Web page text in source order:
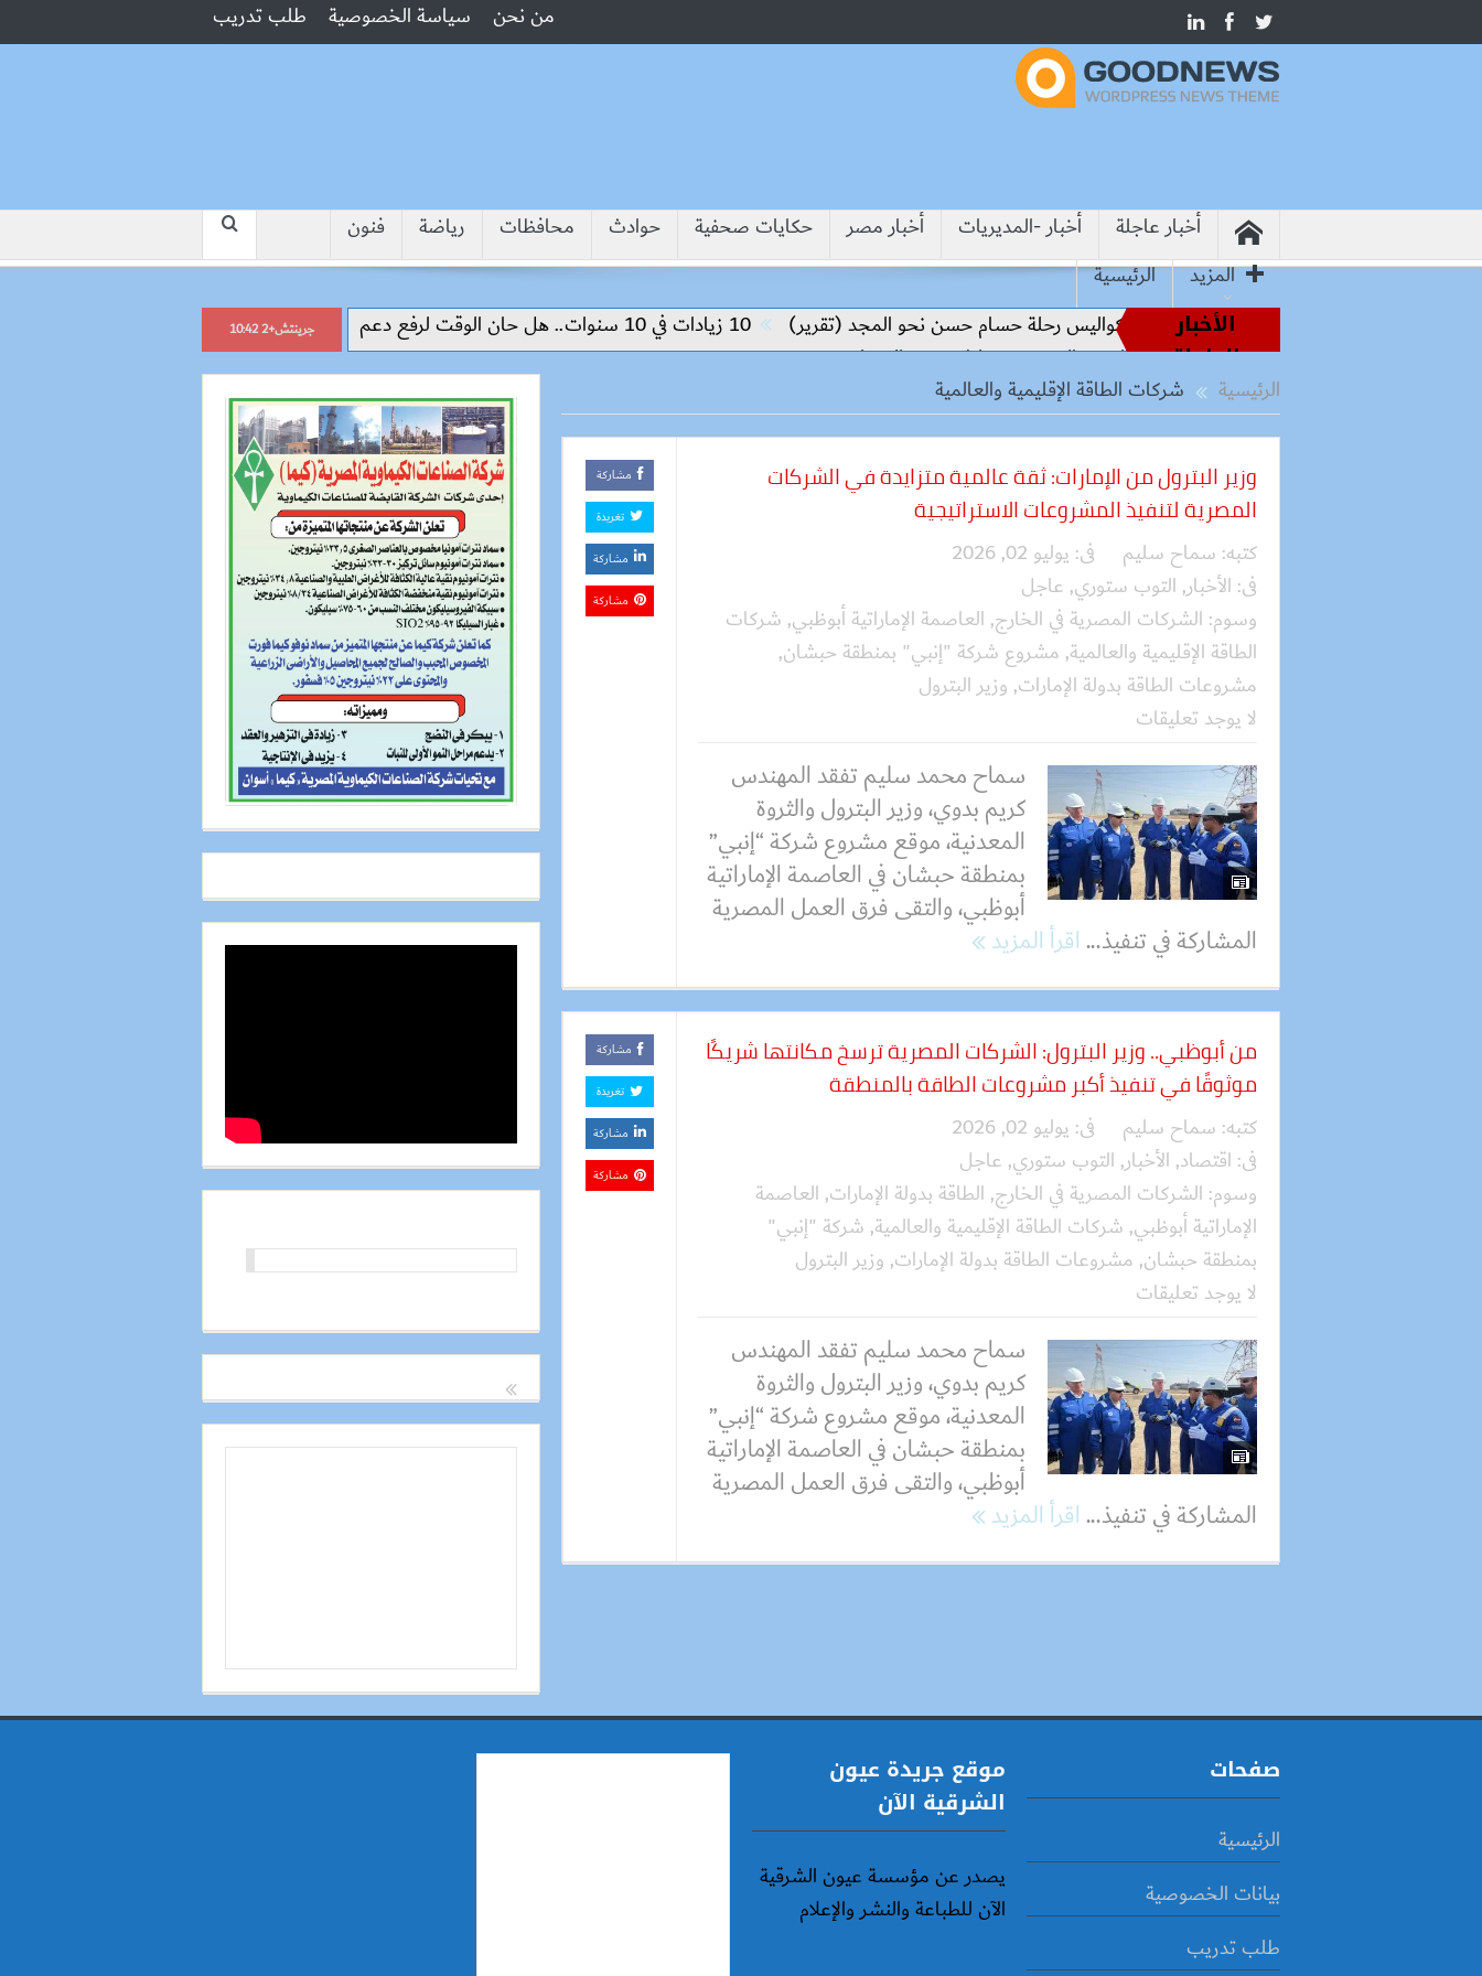
من نحن سياسة الخصوصية طلب تدريب
أخبار عاجلة أخبار -المديريات أخبار مصر حكايات صحفية حوادث محافظات رياضة
فنون
المزيد
الرئيسية
الأخبار
العاجلة
من أساطير الملاعب إلى قيادة الفراعنة.. كواليس رحلة حسام حسن نحو المجد (تقرير) 10 زيادات في 10 سنوات.. هل حان الوقت لرفع دعم البنزين نهائيا؟
“جبروت امرأة”.. مارست الرذيلة
حملات بيطرية بأسوان لتحصين الكلاب الحرة والحد من مخاطر مرض السعار
جرينتش+2 10:42
الرئيسية شركات الطاقة الإقليمية والعالمية
وزير البترول من الإمارات: ثقة عالمية متزايدة في الشركات
المصرية لتنفيذ المشروعات الاستراتيجية
كتبه: سماح سليم فى: يوليو 02, 2026
فى: الأخبار, التوب ستوري, عاجل
وسوم: الشركات المصرية في الخارج, العاصمة الإماراتية أبوظبي, شركات
الطاقة الإقليمية والعالمية, مشروع شركة "إنبي" بمنطقة حبشان,
مشروعات الطاقة بدولة الإمارات, وزير البترول
لا يوجد تعليقات
سماح محمد سليم تفقد المهندس
كريم بدوي، وزير البترول والثروة
المعدنية، موقع مشروع شركة “إنبي”
بمنطقة حبشان في العاصمة الإماراتية
أبوظبي، والتقى فرق العمل المصرية
المشاركة في تنفيذ...اقرأ المزيد
مشاركة
تغريدة
مشاركة
مشاركة
من أبوظبي.. وزير البترول: الشركات المصرية ترسخ مكانتها شريكًا
موثوقًا في تنفيذ أكبر مشروعات الطاقة بالمنطقة
كتبه: سماح سليم فى: يوليو 02, 2026
فى: اقتصاد, الأخبار, التوب ستوري, عاجل
وسوم: الشركات المصرية في الخارج, الطاقة بدولة الإمارات, العاصمة
الإماراتية أبوظبي, شركات الطاقة الإقليمية والعالمية, شركة "إنبي"
بمنطقة حبشان, مشروعات الطاقة بدولة الإمارات, وزير البترول
لا يوجد تعليقات
سماح محمد سليم تفقد المهندس
كريم بدوي، وزير البترول والثروة
المعدنية، موقع مشروع شركة “إنبي”
بمنطقة حبشان في العاصمة الإماراتية
أبوظبي، والتقى فرق العمل المصرية
المشاركة في تنفيذ...اقرأ المزيد
مشاركة
تغريدة
مشاركة
مشاركة
صفحات
الرئيسية
بيانات الخصوصية
طلب تدريب
موقع جريدة عيون
الشرقية الآن
يصدر عن مؤسسة عيون الشرقية
الآن للطباعة والنشر والإعلام